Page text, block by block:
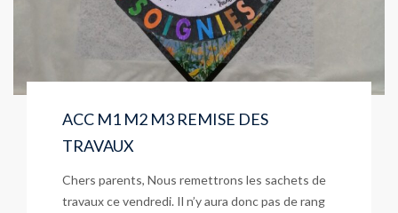
ACC M1 M2 M3 REMISE DES
TRAVAUX
Chers parents, Nous remettrons les sachets de
travaux ce vendredi. Il n’y aura donc pas de rang